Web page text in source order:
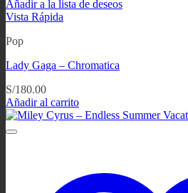
Añadir a la lista de deseos
Vista Rápida
Pop
Lady Gaga ‎– Chromatica
S/180.00
Añadir al carrito